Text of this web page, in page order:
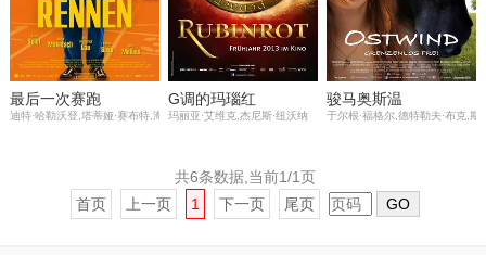
最后一次赛跑
迪特·哈勒沃登,塔蒂娅·赛布特,海克·玛卡琪,弗雷德里克·劳
G调的玛瑙红
玛丽亚·艾维克,杰尼斯·纽沃纳
骏马奥斯温
于尔根·福格尔,德特勒夫·布克,
共6条数据,当前1/1页
首页
上一页 1 下一页 尾页 GO